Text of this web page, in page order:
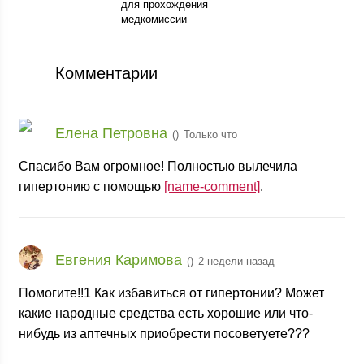
для прохождения
медкомиссии
Комментарии
Елена Петровна () Только что
Спасибо Вам огромное! Полностью вылечила
гипертонию с помощью [name-comment].
Евгения Каримова () 2 недели назад
Помогите!!1 Как избавиться от гипертонии? Может
какие народные средства есть хорошие или что-
нибудь из аптечных приобрести посоветуете???